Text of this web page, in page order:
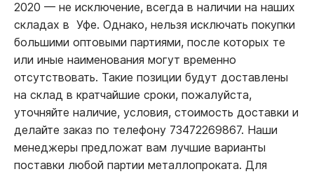
2020 — не исключение, всегда в наличии на наших
складах в Уфе. Однако, нельзя исключать покупки
большими оптовыми партиями, после которых те
или иные наименования могут временно
отсутствовать. Такие позиции будут доставлены
на склад в кратчайшие сроки, пожалуйста,
уточняйте наличие, условия, стоимость доставки и
делайте заказ по телефону 73472269867. Наши
менеджеры предложат вам лучшие варианты
поставки любой партии металлопроката. Для